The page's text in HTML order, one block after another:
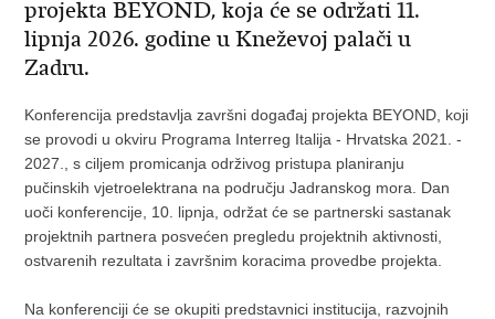
projekta BEYOND, koja će se održati 11.
lipnja 2026. godine u Kneževoj palači u
Zadru.
Konferencija predstavlja završni događaj projekta BEYOND, koji
se provodi u okviru Programa Interreg Italija - Hrvatska 2021. -
2027., s ciljem promicanja održivog pristupa planiranju
pučinskih vjetroelektrana na području Jadranskog mora. Dan
uoči konferencije, 10. lipnja, održat će se partnerski sastanak
projektnih partnera posvećen pregledu projektnih aktivnosti,
ostvarenih rezultata i završnim koracima provedbe projekta.
Na konferenciji će se okupiti predstavnici institucija, razvojnih